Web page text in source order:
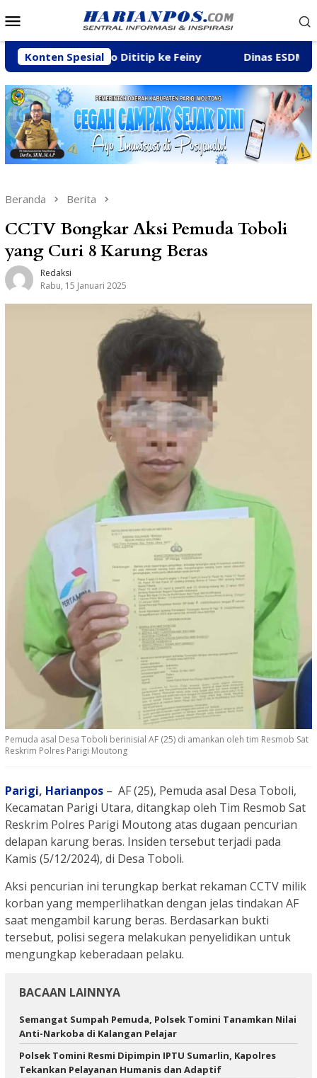
ke
Mobile
Konten Spesial
Malino Dititip ke Feiny Dinas ESDM Tegaskan
Beranda Berita
CCTV Bongkar Aksi Pemuda Toboli
yang Curi 8 Karung Beras
Redaksi
Rabu, 15 Januari 2025
Pemuda asal Desa Toboli berinisial AF (25) di amankan oleh tim Resmob Sat
Reskrim Polres Parigi Moutong
Parigi, Harianpos – AF (25), Pemuda asal Desa Toboli,
Kecamatan Parigi Utara, ditangkap oleh Tim Resmob Sat
Reskrim Polres Parigi Moutong atas dugaan pencurian
delapan karung beras. Insiden tersebut terjadi pada
Kamis (5/12/2024), di Desa Toboli.
Aksi pencurian ini terungkap berkat rekaman CCTV milik
korban yang memperlihatkan dengan jelas tindakan AF
saat mengambil karung beras. Berdasarkan bukti
tersebut, polisi segera melakukan penyelidikan untuk
mengungkap keberadaan pelaku.
BACAAN LAINNYA
Semangat Sumpah Pemuda, Polsek Tomini Tanamkan Nilai
Anti-Narkoba di Kalangan Pelajar
Polsek Tomini Resmi Dipimpin IPTU Sumarlin, Kapolres
Tekankan Pelayanan Humanis dan Adaptif